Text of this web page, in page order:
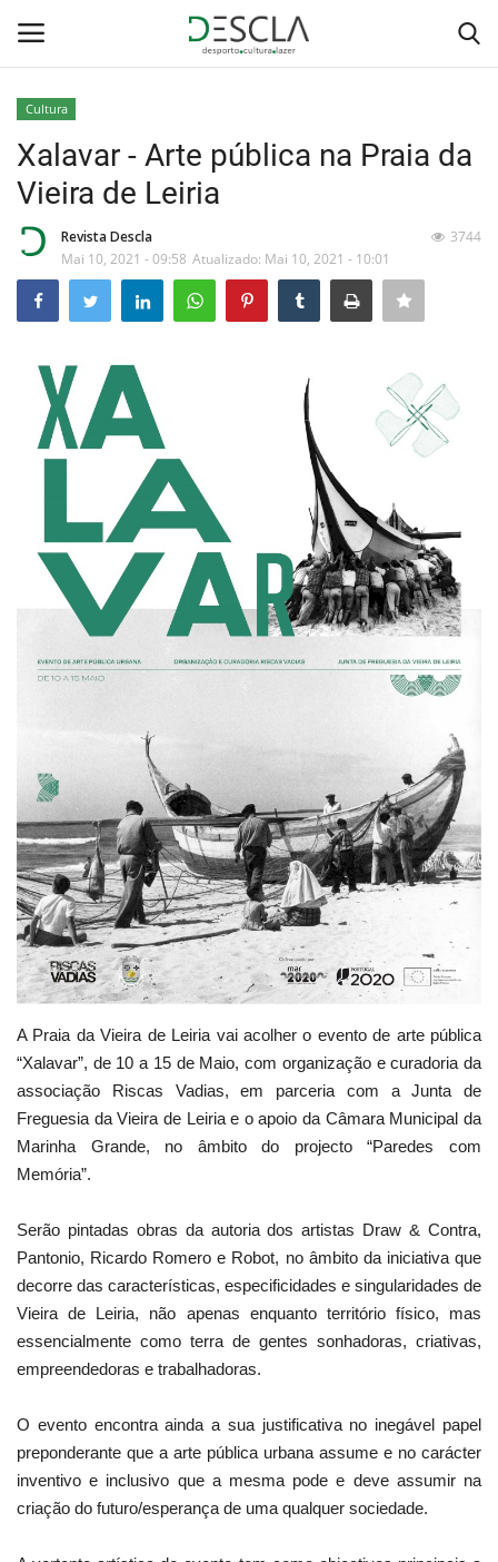
Home
...by Descla
Desporto
Contactos
Sobre Nós
Estatuto Editorial
Saúde
Ficha técnica
Ambiente
Cultura
Xalavar - Arte pública na Praia da
Vieira de Leiria
Revista Descla
Mai 10, 2021 - 09:58 Atualizado: Mai 10, 2021 - 10:01
3744
A Praia da Vieira de Leiria vai acolher o evento de arte pública
“Xalavar”, de 10 a 15 de Maio, com organização e curadoria da
associação Riscas Vadias, em parceria com a Junta de
Freguesia da Vieira de Leiria e o apoio da Câmara Municipal da
Marinha Grande, no âmbito do projecto “Paredes com
Memória”.
Serão pintadas obras da autoria dos artistas Draw & Contra,
Pantonio, Ricardo Romero e Robot, no âmbito da iniciativa que
decorre das características, especificidades e singularidades de
Vieira de Leiria, não apenas enquanto território físico, mas
essencialmente como terra de gentes sonhadoras, criativas,
empreendedoras e trabalhadoras.
O evento encontra ainda a sua justificativa no inegável papel
preponderante que a arte pública urbana assume e no carácter
inventivo e inclusivo que a mesma pode e deve assumir na
criação do futuro/esperança de uma qualquer sociedade.